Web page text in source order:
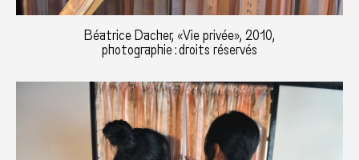
Béatrice Dacher, «Vie privée», 2010,
photographie : droits réservés